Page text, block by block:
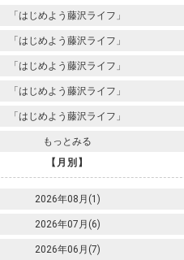
「はじめよう藤沢ライフ」
「はじめよう藤沢ライフ」
「はじめよう藤沢ライフ」
「はじめよう藤沢ライフ」
「はじめよう藤沢ライフ」
もっとみる
【月別】
2026年08月(1)
2026年07月(6)
2026年06月(7)